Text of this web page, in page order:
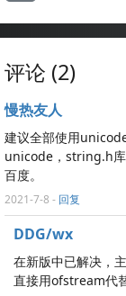
评论 (2)
慢热友人
建议全部使用
unicode，string.h库
百度。
2021-7-8 - 回复
DDG/wx
在新版中已解决，
直接用ofstream代